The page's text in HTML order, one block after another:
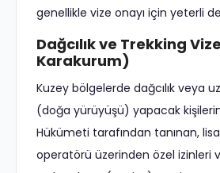
genellikle vize onayı için yeterli
Dağcılık ve Trekking
Karakurum)
Kuzey bölgelerde dağcılık veya
(doğa yürüyüşü) yapacak
Hükümeti tarafından tanınan,
operatörü üzerinden özel izinleri